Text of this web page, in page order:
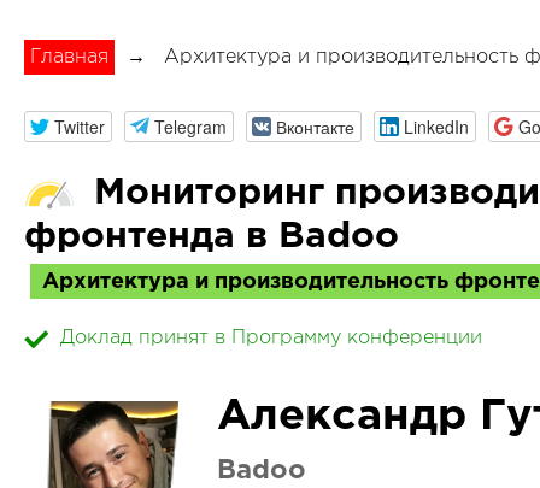
Главная → Архитектура и производительность
Twitter Telegram Вконтакте LinkedIn
Мониторинг
фронтенда в Badoo
Архитектура и производительность
Доклад принят в Программу конференции
Александр
Badoo